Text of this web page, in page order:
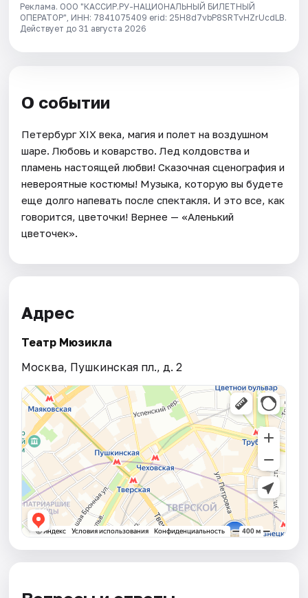
Реклама. ООО "КАССИР.РУ-НАЦИОНАЛЬНЫЙ БИЛЕТНЫЙ
ОПЕРАТОР", ИНН: 7841075409 erid: 25H8d7vbP8SRTvHZrUcdLB.
Действует до 31 августа 2026
О событии
Петербург XIX века, магия и полет на воздушном
шаре. Любовь и коварство. Лед колдовства и
пламень настоящей любви! Сказочная сценография и
невероятные костюмы! Музыка, которую вы будете
еще долго напевать поcле спектакля. И это все, как
говорится, цветочки! Вернее — «Аленький
цветочек».
Адрес
Театр Мюзикла
Москва, Пушкинская пл., д. 2